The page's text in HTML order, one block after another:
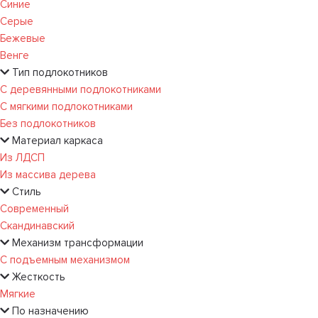
Синие
Серые
Бежевые
Венге
Тип подлокотников
С деревянными подлокотниками
С мягкими подлокотниками
Без подлокотников
Материал каркаса
Из ЛДСП
Из массива дерева
Стиль
Современный
Скандинавский
Механизм трансформации
С подъемным механизмом
Жесткость
Мягкие
По назначению